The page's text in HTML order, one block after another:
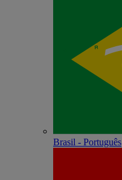
Brasil - Português